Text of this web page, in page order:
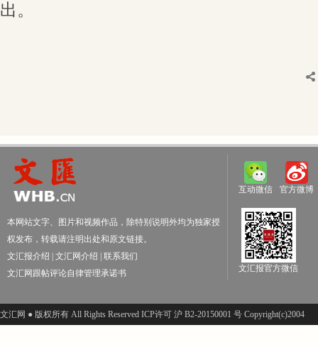
出。
本网站文字、图片和视频作品，除特别说明外均为独家授
权发布，转载请注明出处和原文链接。
文汇报介绍
文汇网介绍
联系我们
文汇网跟帖评论自律管理承诺书
互动微信 官方微博
文汇报官方微信
文汇网 ● 版权所有 All Rights Reserved ICP许可 沪 B2-20150001 号 Copyright(c)2004